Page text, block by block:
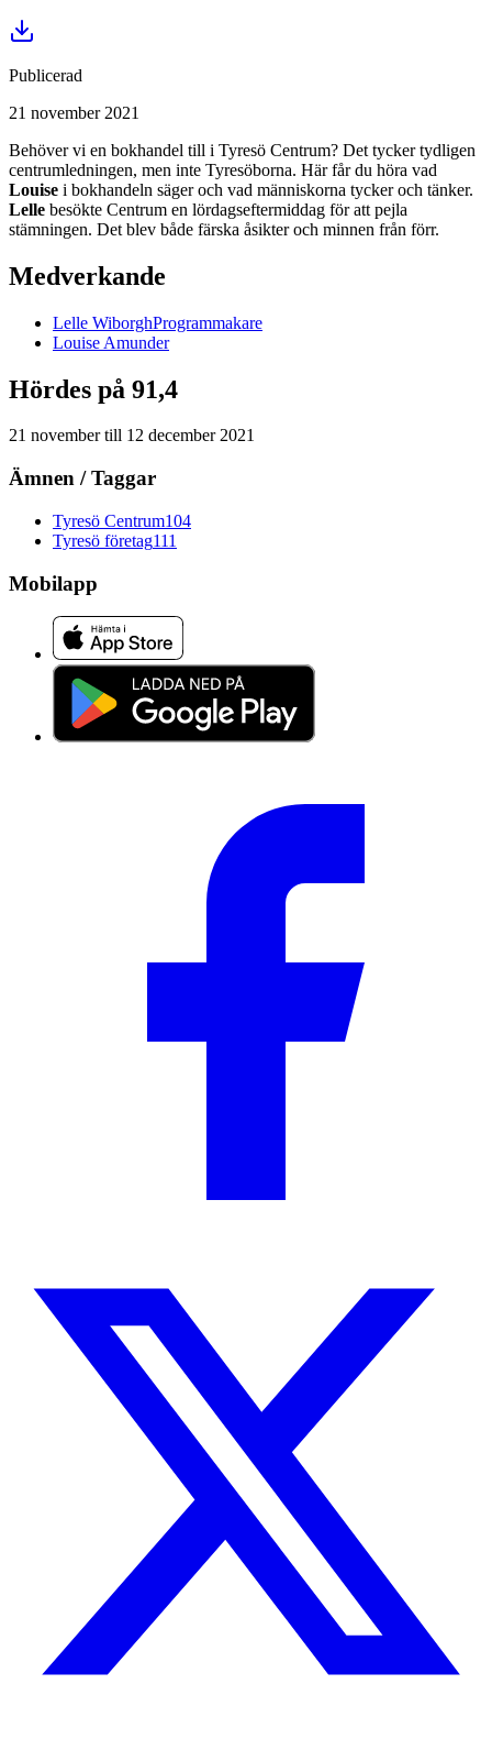
Publicerad
21 november 2021
Behöver vi en bokhandel till i Tyresö Centrum? Det tycker tydligen
centrumledningen, men inte Tyresöborna. Här får du höra vad
Louise i bokhandeln säger och vad människorna tycker och tänker.
Lelle besökte Centrum en lördagseftermiddag för att pejla
stämningen. Det blev både färska åsikter och minnen från förr.
Medverkande
Lelle WiborghProgrammakare
Louise Amunder
Hördes på 91,4
21 novembertill 12 december 2021
Ämnen / Taggar
Tyresö Centrum104
Tyresö företag111
Mobilapp